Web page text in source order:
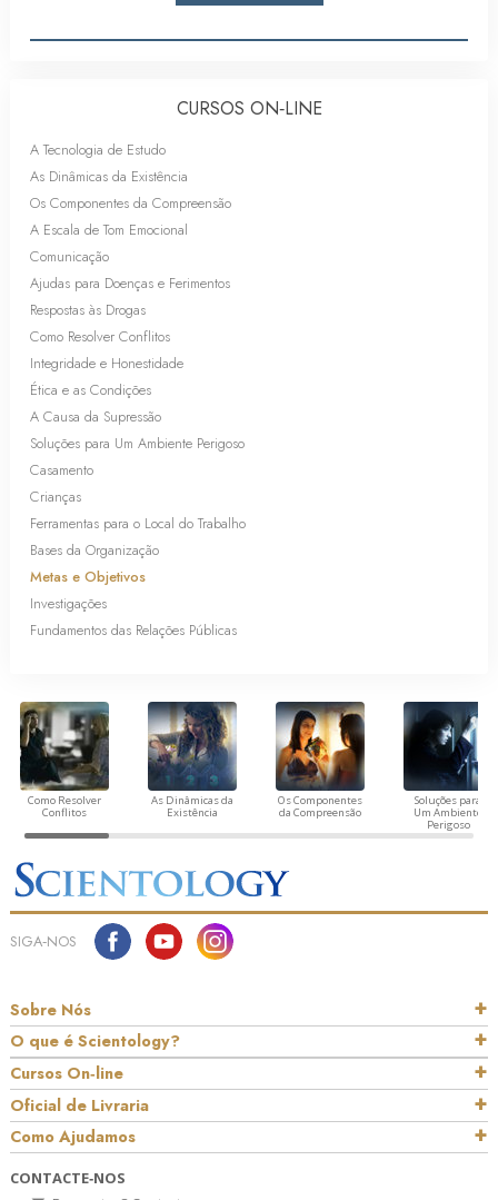
CURSOS ON‑LINE
A Tecnologia de Estudo
As Dinâmicas da Existência
Os Componentes da Compreensão
A Escala de Tom Emocional
Comunicação
Ajudas para Doenças e Ferimentos
Respostas às Drogas
Como Resolver Conflitos
Integridade e Honestidade
Ética e as Condições
A Causa da Supressão
Soluções para Um Ambiente Perigoso
Casamento
Crianças
Ferramentas para o Local do Trabalho
Bases da Organização
Metas e Objetivos
Investigações
Fundamentos das Relações Públicas
Como Resolver
Conflitos
As Dinâmicas da
Existência
Os Componentes
da Compreensão
Soluções para
Um Ambiente
Perigoso
SIGA‑NOS
Sobre Nós
O que é Scientology?
Cursos On‑line
Oficial de Livraria
Como Ajudamos
CONTACTE‑NOS